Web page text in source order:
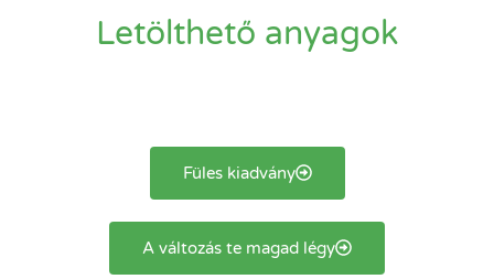
Letölthető anyagok​
Füles kiadvány
A változás te magad légy